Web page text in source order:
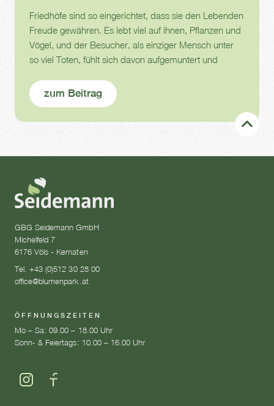
Friedhöfe sind so eingerichtet, dass sie den Lebenden
Freude gewähren. Es lebt viel auf ihnen, Pflanzen und
Vögel, und der Besucher, als einziger Mensch unter
so viel Toten, fühlt sich davon aufgemuntert und
zum Beitrag
GBG Seidemann GmbH
Michelfeld 7
6176 Völs - Kematen
Tel. +43 (0)512 30 28 00
office@blumenpark.at
ÖFFNUNGSZEITEN
Mo – Sa: 09.00 – 18.00 Uhr
Sonn- & Feiertags: 10.00 – 16.00 Uhr